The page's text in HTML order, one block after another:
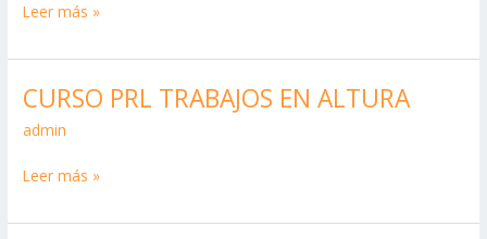
Leer más »
CURSO PRL TRABAJOS EN ALTURA
admin
CURSO
PRL
EN
Leer más »